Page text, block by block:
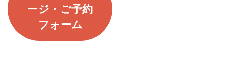
ージ・ ご予約
フォーム